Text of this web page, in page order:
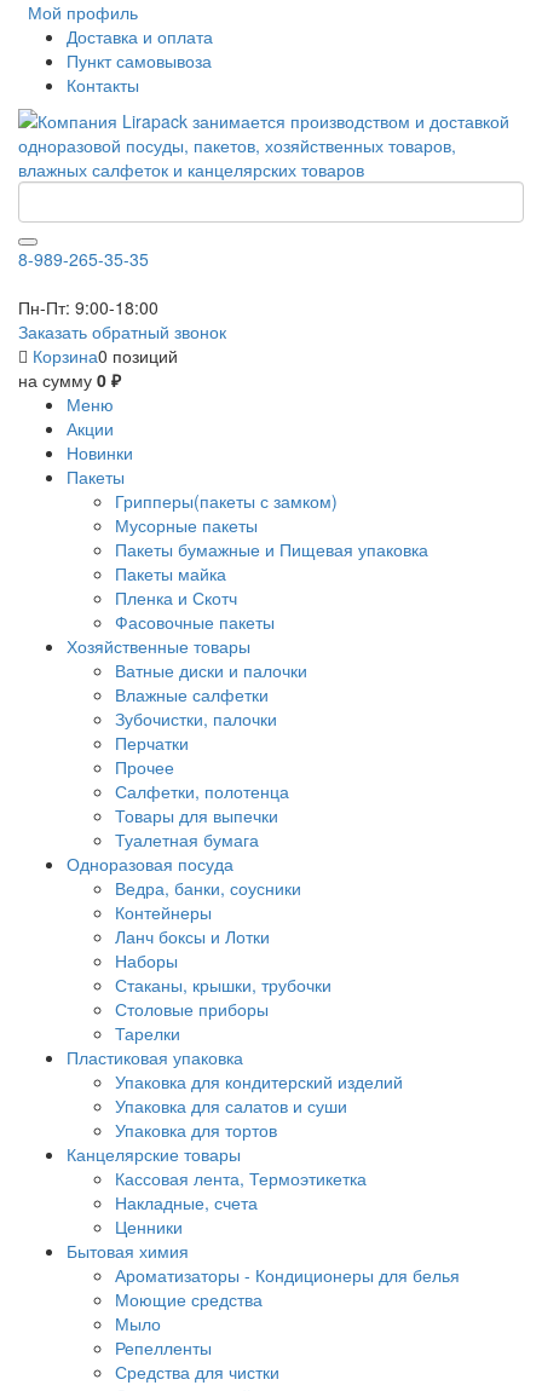
Мой профиль
Доставка и оплата
Пункт самовывоза
Контакты
8-989-265-35-35
Пн-Пт: 9:00-18:00
Заказать обратный звонок
Корзина0 позиций
на сумму 0 ₽
Меню
Акции
Новинки
Пакеты
Грипперы(пакеты с замком)
Мусорные пакеты
Пакеты бумажные и Пищевая упаковка
Пакеты майка
Пленка и Скотч
Фасовочные пакеты
Хозяйственные товары
Ватные диски и палочки
Влажные салфетки
Зубочистки, палочки
Перчатки
Прочее
Салфетки, полотенца
Товары для выпечки
Туалетная бумага
Одноразовая посуда
Ведра, банки, соусники
Контейнеры
Ланч боксы и Лотки
Наборы
Стаканы, крышки, трубочки
Столовые приборы
Тарелки
Пластиковая упаковка
Упаковка для кондитерский изделий
Упаковка для салатов и суши
Упаковка для тортов
Канцелярские товары
Кассовая лента, Термоэтикетка
Накладные, счета
Ценники
Бытовая химия
Ароматизаторы - Кондиционеры для белья
Моющие средства
Мыло
Репелленты
Средства для чистки